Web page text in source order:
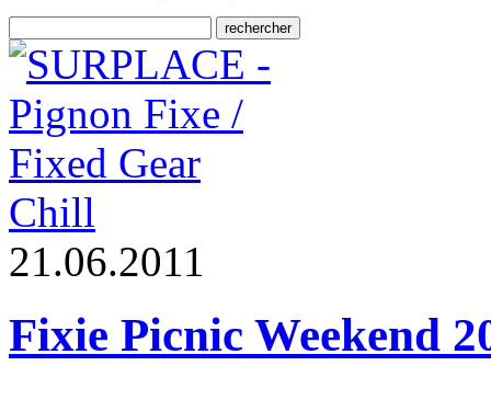
Chill
21.06.2011
Fixie Picnic Weekend